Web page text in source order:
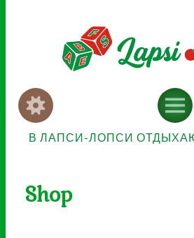
Widgets
В ЛАПСИ-ЛОПСИ
Shop